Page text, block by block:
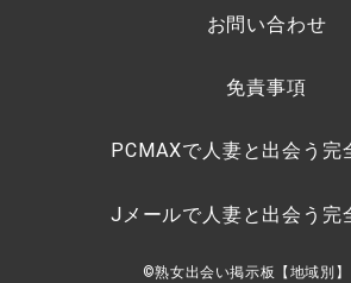
お問い合わせ
免責事項
PCMAXで人妻と出会う完
Jメールで人妻と出会う完
©熟女出会い掲示板【地域別